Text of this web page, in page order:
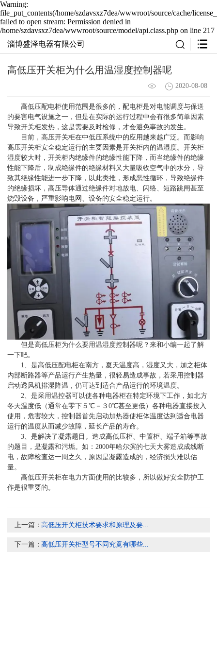
Warning:
file_put_contents(/home/szdavsxz7dea/wwwroot/source/cache/
failed to open stream: Permission denied in
/home/szdavsxz7dea/wwwroot/source/model/api.class.php on line 217
淄博盛泽电器有限公司
高低压开关柜为什么用温湿度控制器呢
2020-08-08
高低压配电柜使用范围是很多的，配电柜是对电能调度与保送
的要害电气设施之一，但是在实际的运行过程中会有很多简单因素
导致开关柜发热，这是需要及时检修，才会避免事故的发生。
目前，高压开关柜在中低压系统中的应用越来越广泛。而影响
高压开关柜安全稳定运行的主要因素是开关柜内的温湿度。开关柜
湿度较大时，开关柜内绝缘件的绝缘性能下降，而当绝缘件的绝缘
性能下降后，制成绝缘件的绝缘材料又大量吸收空气中的水分，导
致其绝缘性能进一步下降，以此类推，形成恶性循环，导致绝缘件
的绝缘损坏，高压导体通过绝缘件对地放电、闪络、短路跳闸甚至
烧毁设备，严重影响电网、设备的安全稳定运行。
但是高低压柜为什么要用温湿度控制器呢？来和小编一起了解
一下吧。
1、是高低压配电柜在南方，夏天温度高，湿度又大，加之柜体
内部断路器等产品运行产生热量，很轻易造成事故，若采用控制器
启动透风机排湿降温，仍可达到适合产品运行的环境温度。
2、是采用温控器可以使各种电器柜在特定环境下工作，如北方
冬天温度低（通常在零下５℃－３0℃甚至更低）各种电器直接投入
使用，危害较大，控制器首先启动加热器使柜体温度达到适合电器
运行的温度从而减少故障，延长产品的寿命。
3、是解决了凝露题目。造成高低压柜、中置柜、端子箱等事故
的题目，是凝露和污垢。如：2000年哈尔滨的七天大雾造成成线断
电，故障检查达一周之久，原因是凝露造成的，经济损失难以估
量。
高低压开关柜在电力方面使用的比较多，所以做好安全防护工
作是很重要的。
上一篇：高低压开关柜技术要求和原理及要...
下一篇：高低压开关柜型号不同究竟有哪些...